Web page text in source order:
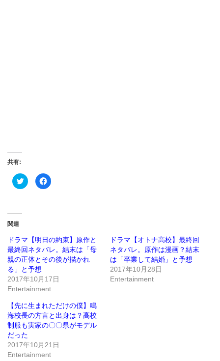
共有:
ク
リ
(新
し
い
ウ
ィ
ン
ド
ウ
で
開
ま
す)
Facebook
で
ッ
ク
し
て
く
い
(新
し
ウ
ィ
ン
ド
ウ
き
す)
関連
ドラマ【明日の約束】原作と
最終回ネタバレ。結末は「母
親の正体とその後が描かれ
る」と予想
2017年10月17日
Entertainment
ドラマ【オトナ高校】最終回
ネタバレ。原作は漫画？結末
は「卒業して結婚」と予想
2017年10月28日
Entertainment
【先に生まれただけの僕】鳴
海校長の方言と出身は？高校
制服も実家の〇〇県がモデル
だった
2017年10月21日
Entertainment